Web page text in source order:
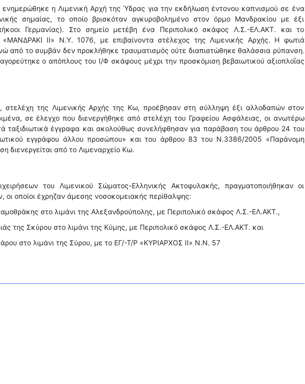
η Λιμενική Αρχή της Ύδρας για την εκδήλωση έντονου καπνισμού σε ένα
σημαίας, το οποίο βρισκόταν αγκυροβολημένο στον όρμο Μανδρακίου με έξι
Γερμανίας). Στο σημείο μετέβη ένα Περιπολικό σκάφος Λ.Σ.-ΕΛ.ΑΚΤ. και το
«ΜΑΝΔΡΑΚΙ ΙΙ» Ν.Υ. 1076, με επιβαίνοντα στέλεχος της Λιμενικής Αρχής. Η φωτιά
από το συμβάν δεν προκλήθηκε τραυματισμός ούτε διαπιστώθηκε θαλάσσια ρύπανση.
ο απόπλους του Ι/Φ σκάφους μέχρι την προσκόμιση βεβαιωτικού αξιοπλοΐας
στελέχη της Λιμενικής Αρχής της Κω, προέβησαν στη σύλληψη έξι αλλοδαπών στον
σε έλεγχο που διενεργήθηκε από στελέχη του Γραφείου Ασφάλειας, οι ανωτέρω
ταξιδιωτικά έγγραφα και ακολούθως συνελήφθησαν για παράβαση του άρθρου 24 του
εγγράφου άλλου προσώπου» και του άρθρου 83 του Ν.3386/2005 «Παράνομη
διενεργείται από το Λιμεναρχείο Κω.
του Λιμενικού Σώματος-Ελληνικής Ακτοφυλακής, πραγματοποιήθηκαν οι
οποίοι έχρηζαν άμεσης νοσοκομειακής περίθαλψης:
στο λιμάνι της Αλεξανδρούπολης, με Περιπολικό σκάφος Λ.Σ.-ΕΛ.ΑΚΤ.,
της Σκύρου στο λιμάνι της Κύμης, με Περιπολικό σκάφος Λ.Σ.-ΕΛ.ΑΚΤ. και
στο λιμάνι της Σύρου, με το ΕΓ/-Τ/Ρ «ΚΥΡΙΑΡΧΟΣ ΙΙ» Ν.Ν. 57